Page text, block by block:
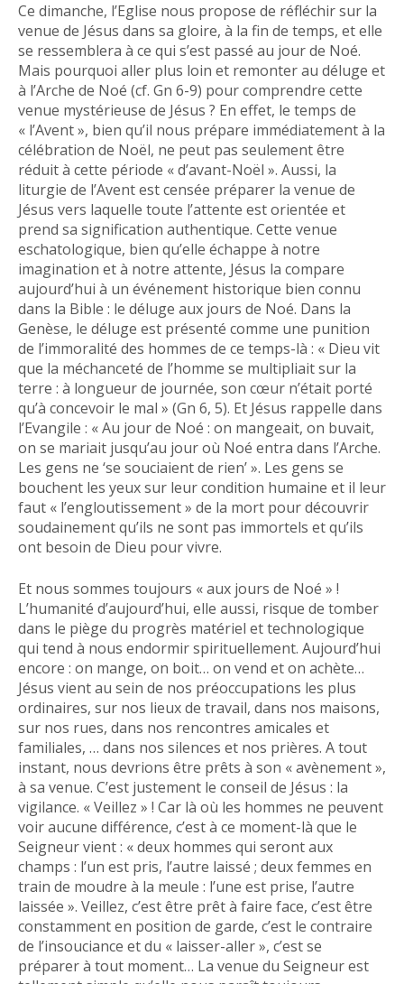
Ce dimanche, l’Eglise nous propose de réfléchir sur la
venue de Jésus dans sa gloire, à la fin de temps, et elle
se ressemblera à ce qui s’est passé au jour de Noé.
Mais pourquoi aller plus loin et remonter au déluge et
à l’Arche de Noé (cf. Gn 6-9) pour comprendre cette
venue mystérieuse de Jésus ? En effet, le temps de
« l’Avent », bien qu’il nous prépare immédiatement à la
célébration de Noël, ne peut pas seulement être
réduit à cette période « d’avant-Noël ». Aussi, la
liturgie de l’Avent est censée préparer la venue de
Jésus vers laquelle toute l’attente est orientée et
prend sa signification authentique. Cette venue
eschatologique, bien qu’elle échappe à notre
imagination et à notre attente, Jésus la compare
aujourd’hui à un événement historique bien connu
dans la Bible : le déluge aux jours de Noé. Dans la
Genèse, le déluge est présenté comme une punition
de l’immoralité des hommes de ce temps-là : « Dieu vit
que la méchanceté de l’homme se multipliait sur la
terre : à longueur de journée, son cœur n’était porté
qu’à concevoir le mal » (Gn 6, 5). Et Jésus rappelle dans
l’Evangile : « Au jour de Noé : on mangeait, on buvait,
on se mariait jusqu’au jour où Noé entra dans l’Arche.
Les gens ne ‘se souciaient de rien’ ». Les gens se
bouchent les yeux sur leur condition humaine et il leur
faut « l’engloutissement » de la mort pour découvrir
soudainement qu’ils ne sont pas immortels et qu’ils
ont besoin de Dieu pour vivre.
Et nous sommes toujours « aux jours de Noé » !
L’humanité d’aujourd’hui, elle aussi, risque de tomber
dans le piège du progrès matériel et technologique
qui tend à nous endormir spirituellement. Aujourd’hui
encore : on mange, on boit… on vend et on achète…
Jésus vient au sein de nos préoccupations les plus
ordinaires, sur nos lieux de travail, dans nos maisons,
sur nos rues, dans nos rencontres amicales et
familiales, … dans nos silences et nos prières. A tout
instant, nous devrions être prêts à son « avènement »,
à sa venue. C’est justement le conseil de Jésus : la
vigilance. « Veillez » ! Car là où les hommes ne peuvent
voir aucune différence, c’est à ce moment-là que le
Seigneur vient : « deux hommes qui seront aux
champs : l’un est pris, l’autre laissé ; deux femmes en
train de moudre à la meule : l’une est prise, l’autre
laissée ». Veillez, c’est être prêt à faire face, c’est être
constamment en position de garde, c’est le contraire
de l’insouciance et du « laisser-aller », c’est se
préparer à tout moment… La venue du Seigneur est